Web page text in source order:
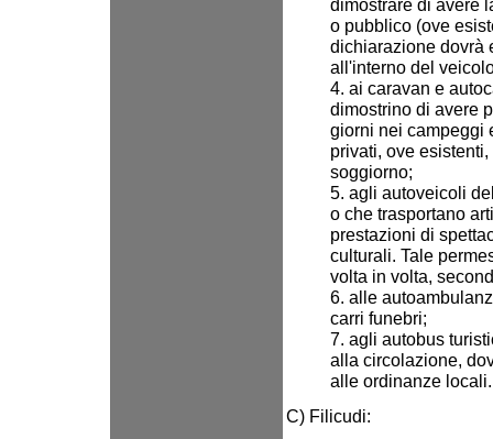
dimostrare di avere
o pubblico (ove
dichiarazione dovrà
all'interno del
4. ai caravan e
dimostrino di avere
giorni nei campeggi
privati, ove
soggiorno;
5. agli autoveicoli
o che trasportano
prestazioni di
culturali. Tale
volta in volta,
6. alle
carri funebri;
7. agli autobus
alla circolazione,
alle ordinanze locali.
C) Filicudi: